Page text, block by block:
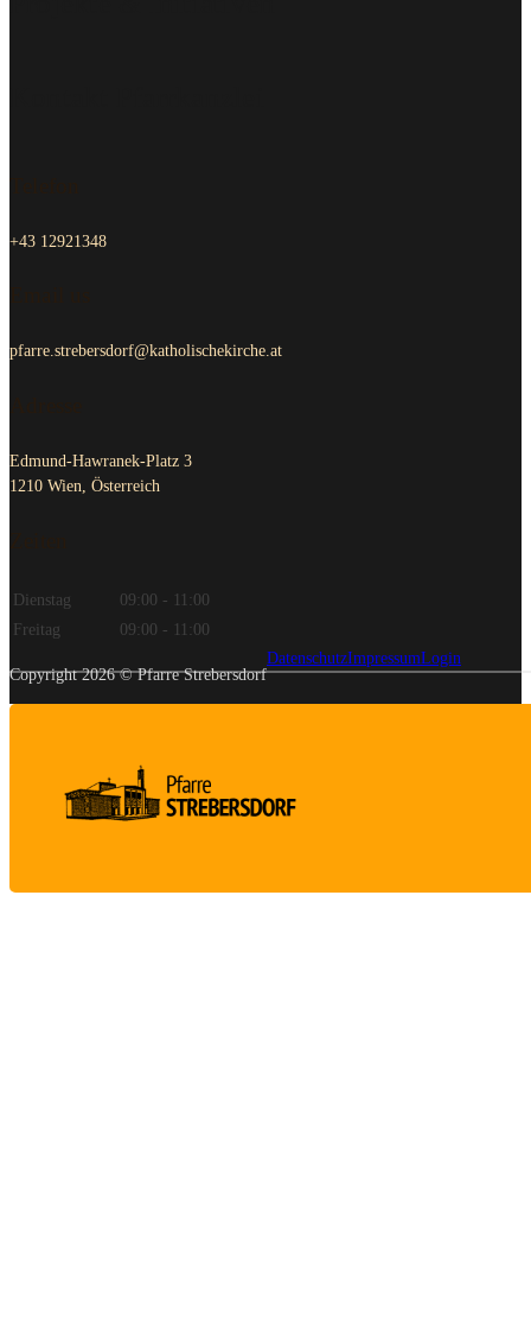
+43 12921348
pfarre.strebersdorf@katholischekirche.at
Edmund-Hawranek-Platz 3
1210 Wien, Österreich
Dienstag
09:00 - 11:00
Freitag
09:00 - 11:00
Copyright 2026 © Pfarre Strebersdorf
DatenschutzImpressumLogin